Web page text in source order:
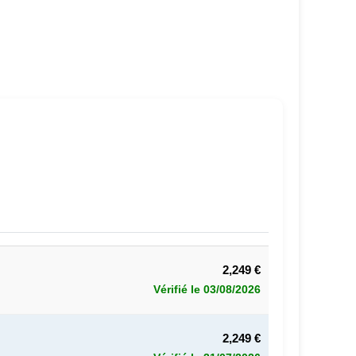
2,249 €
Vérifié le 03/08/2026
2,249 €